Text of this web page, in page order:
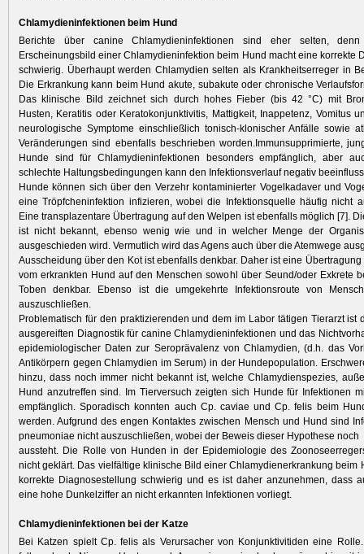
Chlamydieninfektionen beim Hund
Berichte über canine Chlamydieninfektionen sind eher selten,
Erscheinungsbild einer Chlamydieninfektion beim Hund macht eine korrekte
schwierig. Überhaupt werden Chlamydien selten als Krankheitserreger in
Die Erkrankung kann beim Hund akute, subakute oder chronische
Das klinische Bild zeichnet sich durch hohes Fieber (bis 42 °C) mit
Husten, Keratitis oder Keratokonjunktivitis, Mattigkeit, Inappetenz, Vomitus
neurologische Symptome einschließlich tonisch-klonischer Anfälle sowie
Veränderungen sind ebenfalls beschrieben worden.Immunsupprimierte,
Hunde sind für Chlamydieninfektionen besonders empfänglich, aber
schlechte Haltungsbedingungen kann den Infektionsverlauf negativ
Hunde können sich über den Verzehr kontaminierter Vogelkadaver und
eine Tröpfcheninfektion infizieren, wobei die Infektionsquelle häufig nicht
Eine transplazentare Übertragung auf den Welpen ist ebenfalls möglich [7].
ist nicht bekannt, ebenso wenig wie und in welcher Menge der
ausgeschieden wird. Vermutlich wird das Agens auch über die Atemwege
Ausscheidung über den Kot ist ebenfalls denkbar. Daher ist eine
vom erkrankten Hund auf den Menschen sowohl über Seund/oder Exkrete
Toben denkbar. Ebenso ist die umgekehrte Infektionsroute von
auszuschließen.
Problematisch für den praktizierenden und dem im Labor tätigen Tierarzt ist
ausgereiften Diagnostik für canine Chlamydieninfektionen und das
epidemiologischer Daten zur Seroprävalenz von Chlamydien, (d.h. das
Antikörpern gegen Chlamydien im Serum) in der Hundepopulation.
hinzu, dass noch immer nicht bekannt ist, welche Chlamydienspezies,
Hund anzutreffen sind. Im Tierversuch zeigten sich Hunde für Infektionen
empfänglich. Sporadisch konnten auch Cp. caviae und Cp. felis beim
werden. Aufgrund des engen Kontaktes zwischen Mensch und Hund sind
pneumoniae nicht auszuschließen, wobei der Beweis dieser Hypothese noch
aussteht. Die Rolle von Hunden in der Epidemiologie des
nicht geklärt. Das vielfältige klinische Bild einer Chlamydienerkrankung beim
korrekte Diagnosestellung schwierig und es ist daher anzunehmen, dass
eine hohe Dunkelziffer an nicht erkannten Infektionen vorliegt.
Chlamydieninfektionen bei der Katze
Bei Katzen spielt Cp. felis als Verursacher von Konjunktivitiden eine